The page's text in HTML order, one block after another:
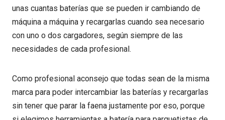
unas cuantas baterías que se pueden ir cambiando de
máquina a máquina y recargarlas cuando sea necesario
con uno o dos cargadores, según siempre de las
necesidades de cada profesional.
Como profesional aconsejo que todas sean de la misma
marca para poder intercambiar las baterías y recargarlas
sin tener que parar la faena justamente por eso, porque